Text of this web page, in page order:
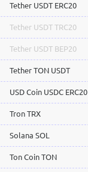
Tether USDT ERC20
Tether USDT TRC20
Tether USDT BEP20
Tether TON USDT
USD Coin USDC ERC20
Tron TRX
Solana SOL
Ton Coin TON